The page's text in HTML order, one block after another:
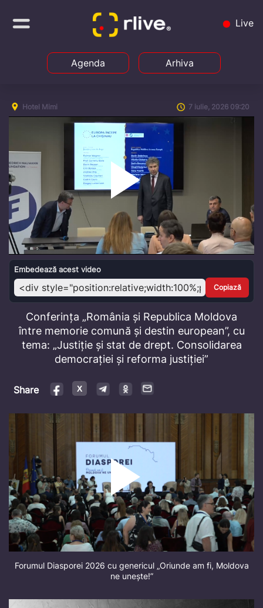
Live
Agenda Arhiva
Hotel Mimi 7 iulie, 2026 09:20
Play
Video
Embedează acest video
Copiază
Conferința „România și Republica Moldova
între memorie comună și destin european”, cu
tema: „Justiție și stat de drept. Consolidarea
democrației și reforma justiției”
Share
Forumul Diasporei 2026 cu genericul „Oriunde am fi, Moldova
ne unește!”